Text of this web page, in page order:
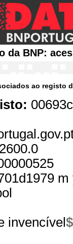
da BNP:
ao registo
invencível